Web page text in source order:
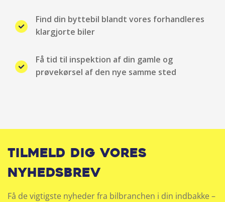
Læderkabine (kunstlæder)
Læderrat
Multijusterbart rat
Find din byttebil blandt vores forhandleres
klargjorte biler
Få tid til inspektion af din gamle og
prøvekørsel af den nye samme sted
Tilmeld dig vores
nyhedsbrev
Få de vigtigste nyheder fra bilbranchen i din indbakke –